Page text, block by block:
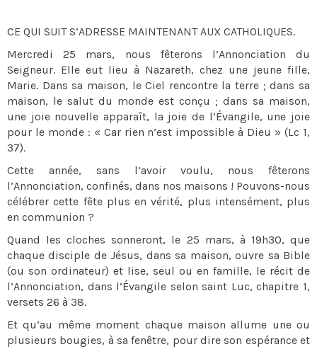
CE QUI SUIT S’ADRESSE MAINTENANT AUX CATHOLIQUES.
Mercredi 25 mars, nous fêterons l’Annonciation du
Seigneur. Elle eut lieu à Nazareth, chez une jeune fille,
Marie. Dans sa maison, le Ciel rencontre la terre ; dans sa
maison, le salut du monde est conçu ; dans sa maison,
une joie nouvelle apparaît, la joie de l’Évangile, une joie
pour le monde : « Car rien n’est impossible à Dieu » (Lc 1,
37).
Cette année, sans l’avoir voulu, nous fêterons
l’Annonciation, confinés, dans nos maisons ! Pouvons-nous
célébrer cette fête plus en vérité, plus intensément, plus
en communion ?
Quand les cloches sonneront, le 25 mars, à 19h30, que
chaque disciple de Jésus, dans sa maison, ouvre sa Bible
(ou son ordinateur) et lise, seul ou en famille, le récit de
l’Annonciation, dans l’Évangile selon saint Luc, chapitre 1,
versets 26 à 38.
Et qu’au même moment chaque maison allume une ou
plusieurs bougies, à sa fenêtre, pour dire son espérance et